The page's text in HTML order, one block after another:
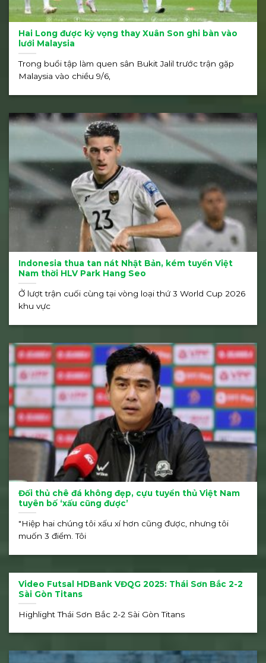
Hai Long được kỳ vọng thay Xuân Son ghi bàn vào
lưới Malaysia
Trong buổi tập làm quen sân Bukit Jalil trước trận gặp
Malaysia vào chiều 9/6,
Indonesia thua tan nát Nhật Bản, kém tuyển Việt
Nam thời HLV Park Hang Seo
Ở lượt trận cuối cùng tại vòng loại thứ 3 World Cup 2026
khu vực
Đối thủ chê đá không đẹp, cựu tuyển thủ Việt Nam
tuyên bố ‘xấu cũng được’
"Hiệp hai chúng tôi xấu xí hơn cũng được, nhưng tôi
muốn 3 điểm. Tôi
Video Futsal HDBank VĐQG 2025: Thái Sơn Bắc 2-2
Sài Gòn Titans
Highlight Thái Sơn Bắc 2-2 Sài Gòn Titans